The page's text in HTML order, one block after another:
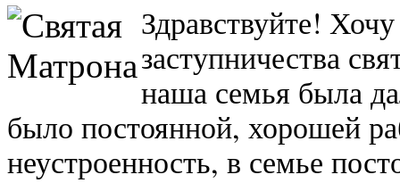
Здравствуйте!
заступничества
наша семья была
было постоянной, хорошей
неустроенность, в семье